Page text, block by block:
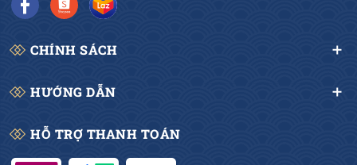
CHÍNH SÁCH
HƯỚNG DẪN
HỖ TRỢ THANH TOÁN